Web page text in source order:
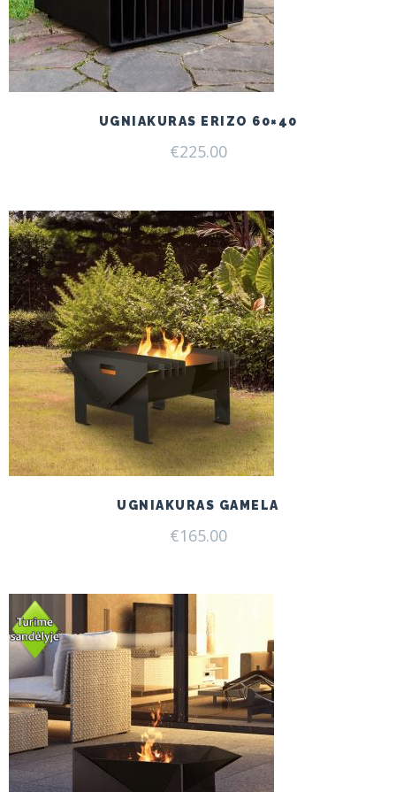
UGNIAKURAS ERIZO 60×40
€225.00
UGNIAKURAS GAMELA
€165.00